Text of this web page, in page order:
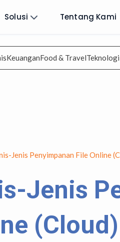
Solusi Tentang Kami
KeuanganFood & TravelTeknologi
Jenis Penyimpanan File Online
Jenis
(Cloud)